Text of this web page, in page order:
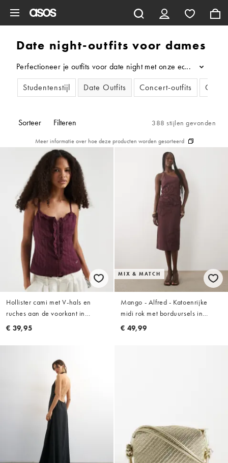
Date night-outfits voor dames
Perfectioneer je outfits voor date night met onze edit: van
...
Studentenstijl
Date Outfits Concert-outfits
Sorteer Filteren 388 stijlen gevonden
Meer informatie over hoe deze producten worden gesorteerd
Hollister cami met V-hals en
ruches aan de voorkant in
bordeauxrood
€ 39,95
MIX & MATCH
Mango - Alfred - Katoenrijke
midi rok met borduursels in
dieprood, deel van co-ord set
€ 49,99